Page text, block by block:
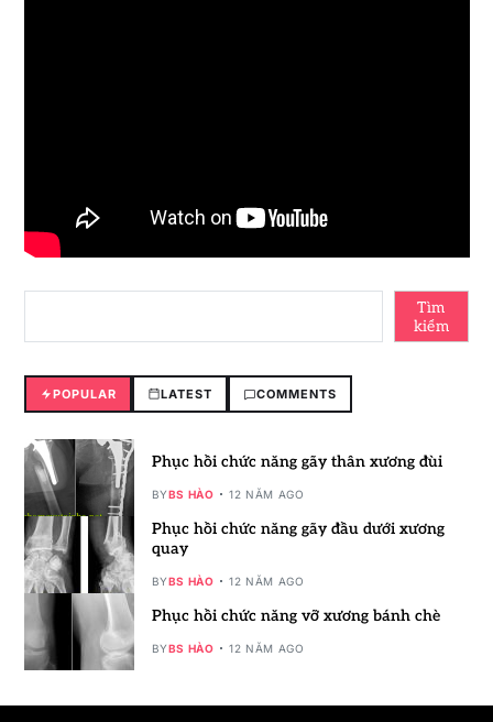
Tìm
kiếm
POPULAR LATEST COMMENTS
Phục hồi chức năng gãy thân xương đùi
BYBS HÀO 12 NĂM AGO
Phục hồi chức năng gãy đầu dưới xương
quay
BYBS HÀO 12 NĂM AGO
Phục hồi chức năng vỡ xương bánh chè
BYBS HÀO 12 NĂM AGO